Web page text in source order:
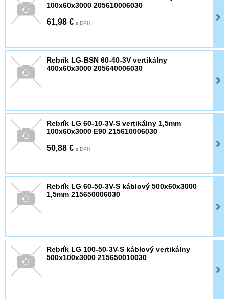
100x60x3000 205610006030
61,98 € s DPH
Rebrík LG-BSN 60-40-3V vertikálny
400x60x3000 205640006030
Rebrík LG 60-10-3V-S vertikálny 1,5mm
100x60x3000 E90 215610006030
50,88 € s DPH
Rebrík LG 60-50-3V-S káblový 500x60x3000
1,5mm 215650006030
Rebrík LG 100-50-3V-S káblový vertikálny
500x100x3000 215650010030